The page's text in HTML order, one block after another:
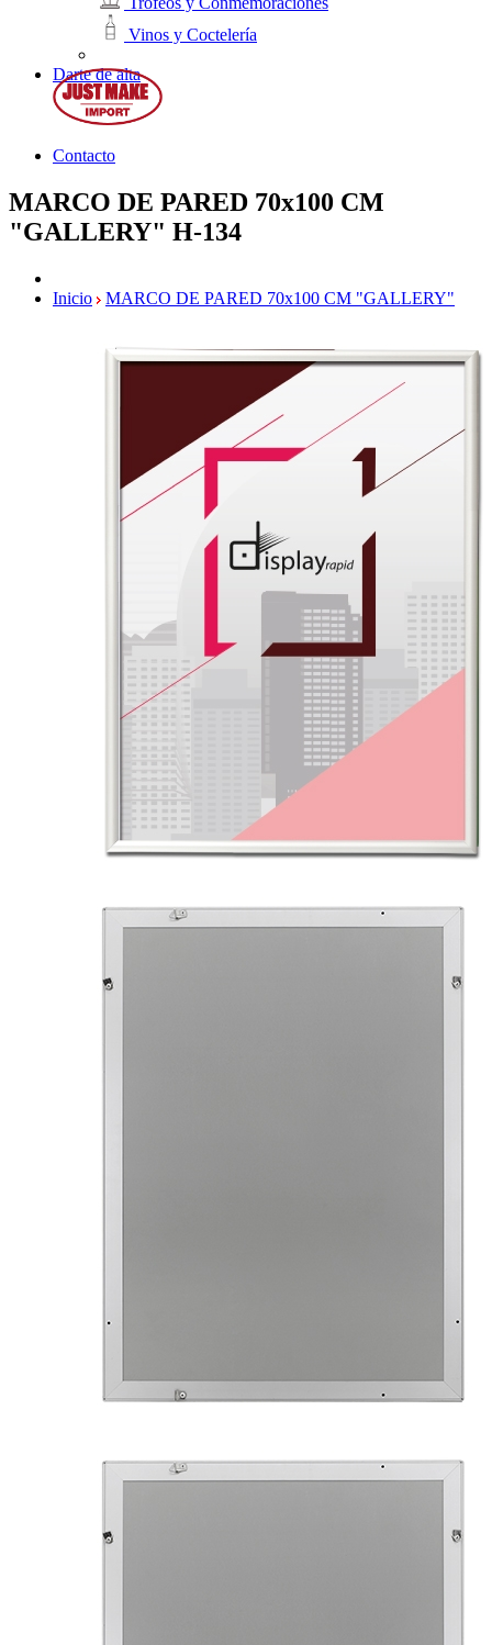
Vinos y Coctelería
Darte de alta
Contacto
MARCO DE PARED 70x100 CM
"GALLERY" H-134
Inicio MARCO DE PARED 70x100 CM "GALLERY"